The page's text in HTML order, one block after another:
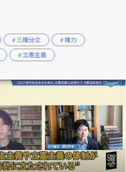
# 三権分立
# 権力
# 立憲主義